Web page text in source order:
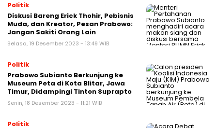
Politik
Diskusi Bareng Erick Thohir, Pebisnis
Muda, dan Kreator, Pesan Prabowo:
Jangan Sakiti Orang Lain
Selasa, 19 Desember 2023 - 13:49 WIB
Politik
Prabowo Subianto Berkunjung ke
Museum Peta di Kota Blitar, Jawa
Timur, Didampingi Tinton Suprapto
Senin, 18 Desember 2023 - 11:21 WIB
Politik